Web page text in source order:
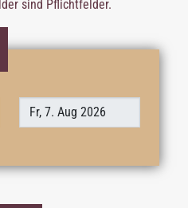
sind Pflichtfelder.